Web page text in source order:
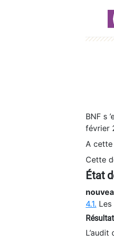
BNF s
février
A
Cette
État
4.1.